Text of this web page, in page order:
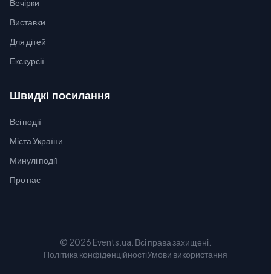
Вечірки
Виставки
Для дітей
Екскурсії
Швидкі посилання
Всі події
Міста України
Минулі події
Про нас
© 2026 Events.ua. Всі права захищені.
Політика конфіденційностіУмови використання